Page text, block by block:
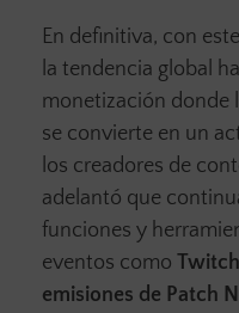
En definitiva, con
la tendencia global
monetización donde
se convierte en un
los creadores de
adelantó que
funciones y
eventos como
emisiones de Patch